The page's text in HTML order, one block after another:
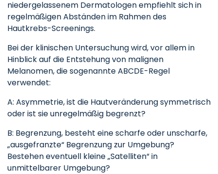
niedergelassenem Dermatologen empfiehlt sich in
regelmäßigen Abständen im Rahmen des
Hautkrebs-Screenings.
Bei der klinischen Untersuchung wird, vor allem in
Hinblick auf die Entstehung von malignen
Melanomen, die sogenannte ABCDE-Regel
verwendet:
A: Asymmetrie, ist die Hautveränderung symmetrisch
oder ist sie unregelmäßig begrenzt?
B: Begrenzung, besteht eine scharfe oder unscharfe,
„ausgefranzte“ Begrenzung zur Umgebung?
Bestehen eventuell kleine „Satelliten“ in
unmittelbarer Umgebung?